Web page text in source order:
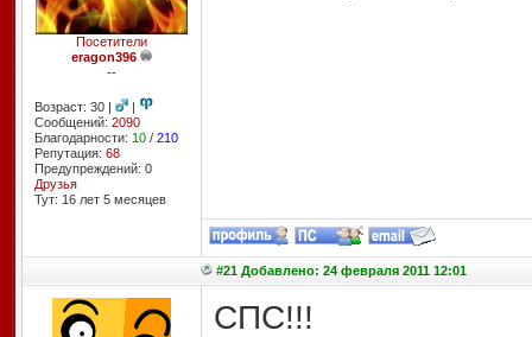
Посетители
eragon396
--
Возраст: 30 |
|
Сообщений: 2090
Благодарности: 10/ 210
Репутация: 68
Предупреждений: 0
Друзья
Тут: 16 лет 5 месяцев
#21 Добавлено: 24 февраля 2011 12:01
СПС!!!